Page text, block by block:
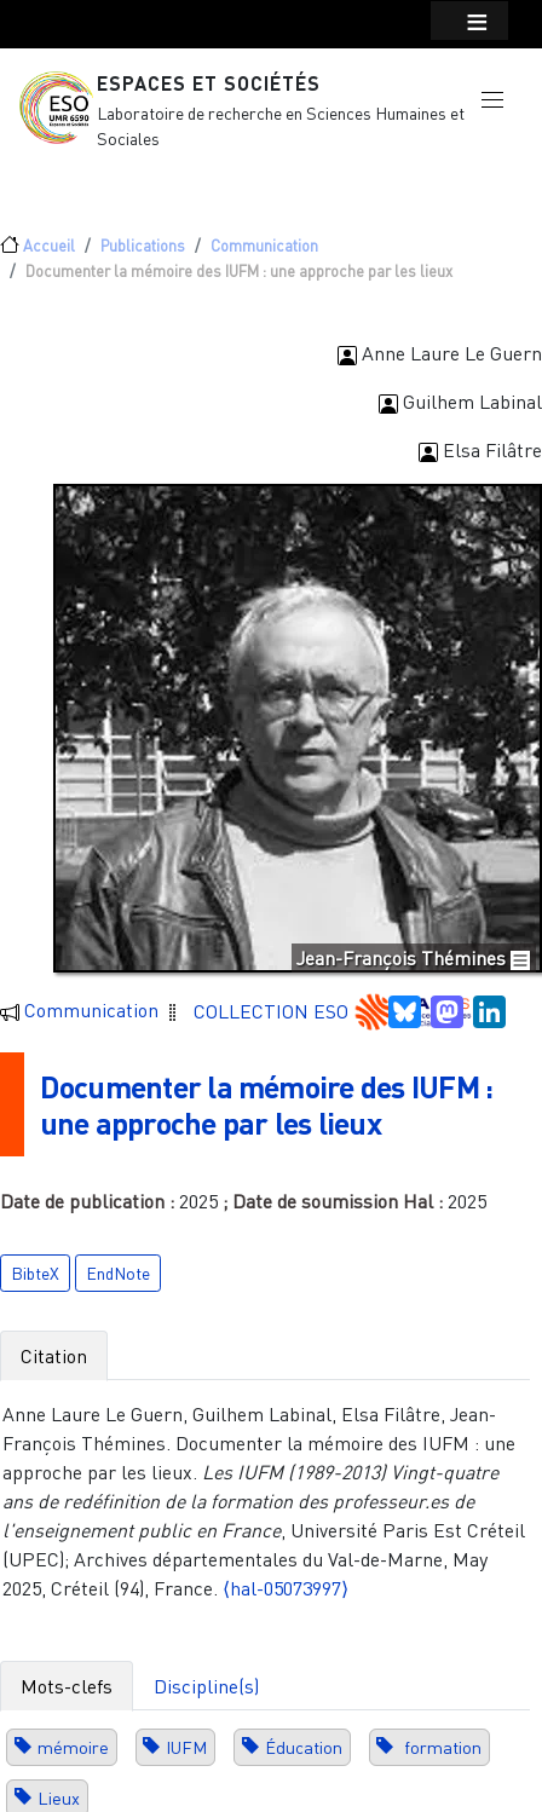
ESPACES ET SOCIÉTÉS
Laboratoire de recherche en Sciences Humaines et
Sociales
Fil d'Ariane
Accueil Publications
Communication
Documenter la mémoire des IUFM : une approche par les lieux
Anne Laure Le Guern
Guilhem Labinal
Elsa Filâtre
Jean-François Thémines
Communication COLLECTION ESO Bluesky
Documenter la mémoire des IUFM :
une approche par les lieux
Date de publication : 2025 ; Date de soumission Hal : 2025
BibteX EndNote
Citation
Anne Laure Le Guern, Guilhem Labinal, Elsa Filâtre, Jean-
François Thémines. Documenter la mémoire des IUFM : une
approche par les lieux. Les IUFM (1989-2013) Vingt-quatre
ans de redéfinition de la formation des professeur.es de
l'enseignement public en France, Université Paris Est Créteil
(UPEC); Archives départementales du Val-de-Marne, May
2025, Créteil (94), France. ⟨hal-05073997⟩
Mots-clefs Discipline(s)
mémoire IUFM Éducation formation
Lieux